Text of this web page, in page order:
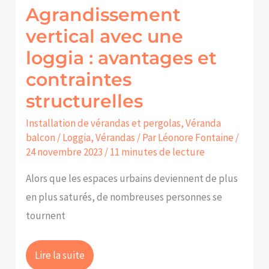
Agrandissement
vertical avec une
loggia : avantages et
contraintes
structurelles
Installation de vérandas et pergolas,Véranda
balcon / Loggia,Vérandas / ParLéonore Fontaine /
24 novembre 2023 /11 minutes de lecture
Alors que les espaces urbains deviennent de plus
en plus saturés, de nombreuses personnes se
tournent
structurelles
Lire la suite